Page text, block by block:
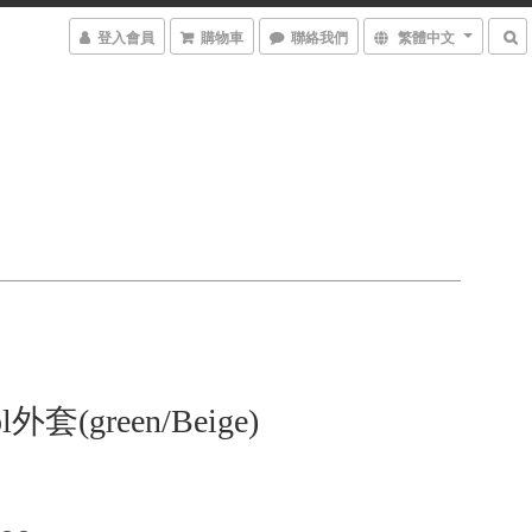
登入會員 購物車 聯絡我們 繁體中文
外套(green/Beige)